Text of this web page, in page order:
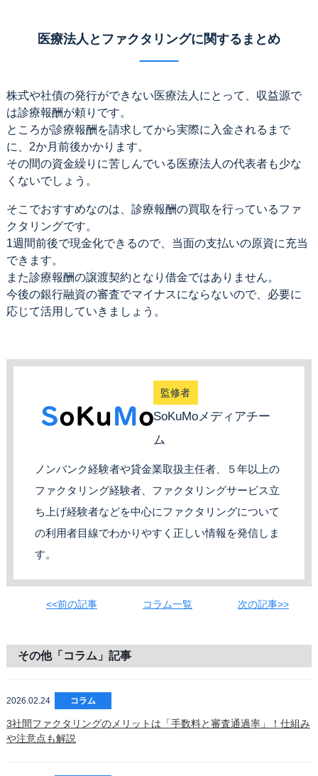
医療法人とファクタリングに関するまとめ
株式や社債の発行ができない医療法人にとって、収益源で
は診療報酬が頼りです。
ところが診療報酬を請求してから実際に入金されるまで
に、2か月前後かかります。
その間の資金繰りに苦しんでいる医療法人の代表者も少な
くないでしょう。
そこでおすすめなのは、診療報酬の買取を行っているファ
クタリングです。
1週間前後で現金化できるので、当面の支払いの原資に充当
できます。
また診療報酬の譲渡契約となり借金ではありません。
今後の銀行融資の審査でマイナスにならないので、必要に
応じて活用していきましょう。
監修者
SoKuMoメディアチー
ム
ノンバンク経験者や貸金業取扱主任者、５年以上の
ファクタリング経験者、ファクタリングサービス立
ち上げ経験者などを中心にファクタリングについて
の利用者目線でわかりやすく正しい情報を発信しま
す。
<<前の記事 コラム一覧 次の記事>>
その他「コラム」記事
2026.02.24 コラム
3社間ファクタリングのメリットは「手数料と審査通過率」！仕組み
や注意点も解説